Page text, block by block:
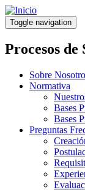
Pasar
al
contenido
principal
Toggle navigation
Procesos de
Sobre
Normativa
Bases
Bases
Preguntas